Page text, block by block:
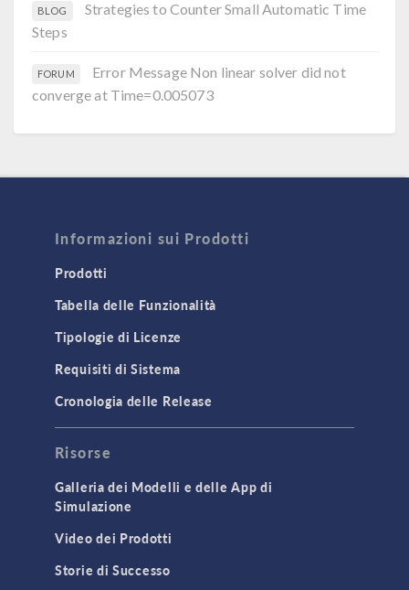
BLOG
Strategies to Counter Small Automatic Time
Steps
FORUM
Error Message Non linear solver did not
converge at Time=0.005073
Informazioni sui Prodotti
Prodotti
Tabella delle Funzionalità
Tipologie di Licenze
Requisiti di Sistema
Cronologia delle Release
Risorse
Galleria dei Modelli e delle App di
Simulazione
Video dei Prodotti
Storie di Successo